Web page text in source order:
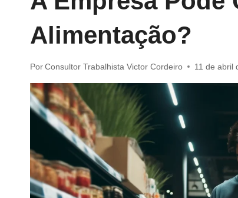
Alimentação?
Por Consultor Trabalhista Victor Cordeiro 11 de abril